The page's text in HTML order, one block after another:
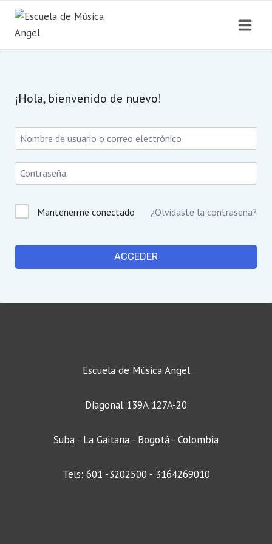
Saltar
contenido
¡Hola, bienvenido de nuevo!
Mantenerme conectado ¿Olvidaste la contraseña?
ACCEDER
Escuela de Música Angel
Diagonal 139A 127A-20
Suba - La Gaitana - Bogotá - Colombia
Tels: 601 -3202500 - 3164269010